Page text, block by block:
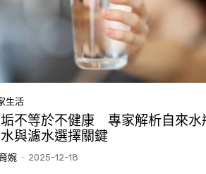
生活
不等於不健康 專家解析自來水
與濾水選擇關鍵
婉 - 2025-12-18